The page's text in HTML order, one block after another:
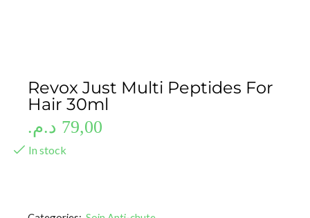
Revox Just Multi Peptides For
Hair 30ml
79,00 د.م.
In stock